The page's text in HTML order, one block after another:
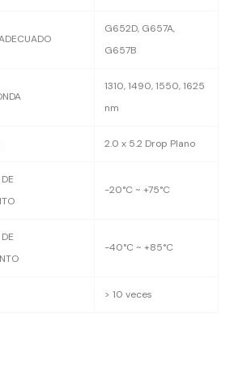
G652D, G657A,
G657B
1310, 1490, 1550, 1625
nm
2.0 x 5.2 Drop Plano
-20°C ~ +75°C
-40°C ~ +85°C
> 10 veces